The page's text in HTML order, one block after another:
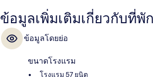
ข้อมูลเพิ่มเติมเกี่ยวกับที่พั
ข้อมูลโดยย่อ
ขนาดโรงแรม
โรงแรม 57 ยูนิต